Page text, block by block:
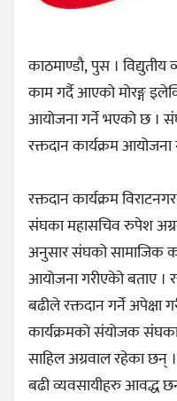
काठमाण्डौ, पुस ।
काम गर्दै आएको मोरङ्ग
आयोजना गर्ने भएको छ ।
रक्तदान कार्यक्रम आयोजना
रक्तदान कार्यक्रम
संघका महासचिव रुपेश
अनुसार संघको सामाजिक
आयोजना गरीएकोे बताए ।
बढीले रक्तदान गर्ने अपेक्षा
कार्यक्रमको संयोजक
साहिल अग्रवाल रहेका छन्
बढी व्यवसायीहरु आवद्ध